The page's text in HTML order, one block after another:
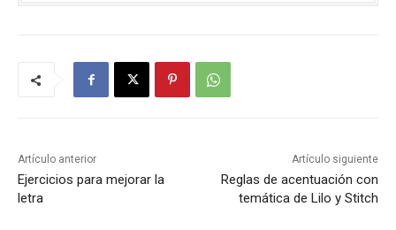
Material
Artículo anterior
Ejercicios para mejorar la
letra
Artículo siguiente
Reglas de acentuación con
temática de Lilo y Stitch